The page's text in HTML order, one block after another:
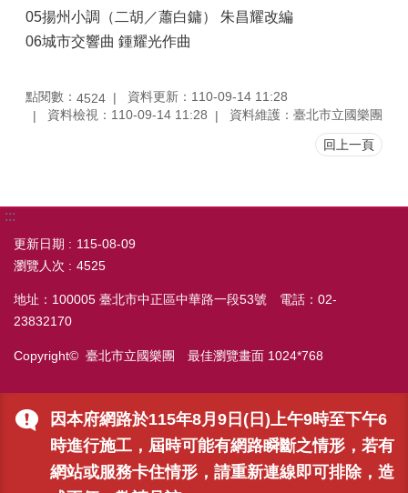
因本府網路於115年8月9日(日)上午9時至下午6
時進行施工，屆時可能有網路瞬斷之情形，若有
網站或服務卡住情形，請重新連線即可排除，造
05揚州小調（二胡／蕭白鏞） 朱昌耀改編
06城市交響曲 鍾耀光作曲
點閱數： 4524
資料更新：110-09-14 11:28
資料檢視：110-09-14 11:28
資料維護：臺北市立國樂團
回上一頁
:::
更新日期
115-08-09
瀏覽人次
4525
地址：100005 臺北市中正區中華路一段53號 電話：02-
23832170
Copyright© 臺北市立國樂團 最佳瀏覽畫面 1024*768